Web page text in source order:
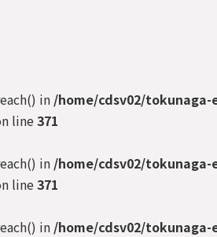
in /home/cdsv02/
line371
in /home/cdsv02/
line371
in /home/cdsv02/